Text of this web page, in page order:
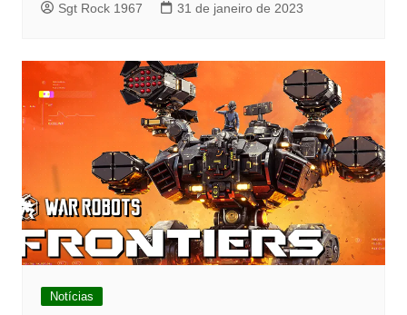
Sgt Rock 1967 31 de janeiro de 2023
Notícias